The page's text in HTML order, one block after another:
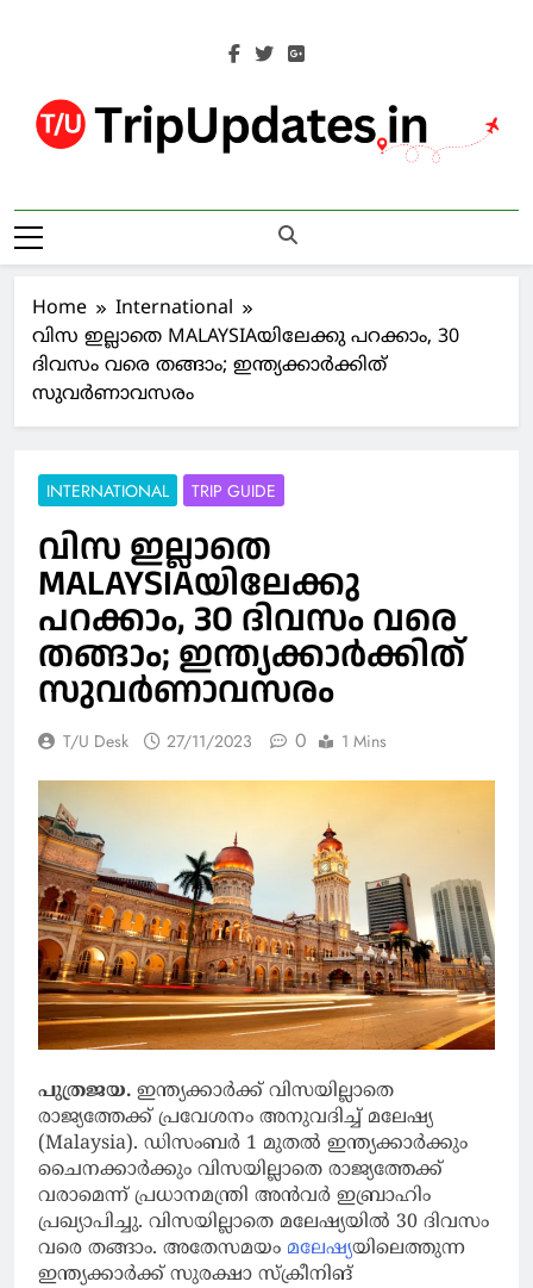
Trip Updates
Home
International
വിസ ഇല്ലാതെ MALAYSIAയിലേക്കു പറക്കാം, 30
ദിവസം വരെ തങ്ങാം; ഇന്ത്യക്കാര്‍ക്കിത്
സുവര്‍ണാവസരം
INTERNATIONAL TRIP GUIDE
വിസ ഇല്ലാതെ
MALAYSIAയിലേക്കു
പറക്കാം, 30 ദിവസം വരെ
തങ്ങാം; ഇന്ത്യക്കാര്‍ക്കിത്
സുവര്‍ണാവസരം
T/U Desk 27/11/2023 0 1 Mins
പുത്രജയ. ഇന്ത്യക്കാര്‍ക്ക് വിസയില്ലാതെ
രാജ്യത്തേക്ക് പ്രവേശനം അനുവദിച്ച് മലേഷ്യ
(Malaysia). ഡിസംബര്‍ 1 മുതല്‍ ഇന്ത്യക്കാര്‍ക്കും
ചൈനക്കാര്‍ക്കും വിസയില്ലാതെ രാജ്യത്തേക്ക്
വരാമെന്ന് പ്രധാനമന്ത്രി അന്‍വര്‍ ഇബ്രാഹിം
പ്രഖ്യാപിച്ചു. വിസയില്ലാതെ മലേഷ്യയില്‍ 30 ദിവസം
വരെ തങ്ങാം. അതേസമയം മലേഷ്യയിലെത്തുന്ന
ഇന്ത്യക്കാര്‍ക്ക് സുരക്ഷാ സ്‌ക്രീനിങ്